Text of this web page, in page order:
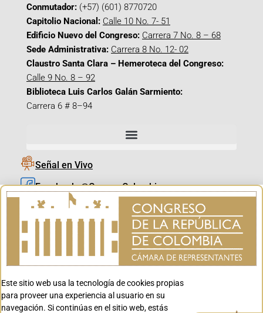
Conmutador: (+57) (601) 8770720
Capitolio Nacional: Calle 10 No. 7- 51
Edificio Nuevo del Congreso: Carrera 7 No. 8 – 68
Sede Administrativa: Carrera 8 No. 12- 02
Claustro Santa Clara – Hemeroteca del Congreso:
Calle 9 No. 8 – 92
Biblioteca Luis Carlos Galán Sarmiento:
Carrera 6 # 8–94
Señal en Vivo
Facebook_@CamaraColombia
Instagram_@CamaraColombia
X_@CamaraColombia
Youtube_@CamaraColombia
Youtube_@CanalCongreso
Este sitio web usa la tecnología de cookies propias
para proveer una experiencia al usuario en su
navegación. Si continúas en el sitio web, estás